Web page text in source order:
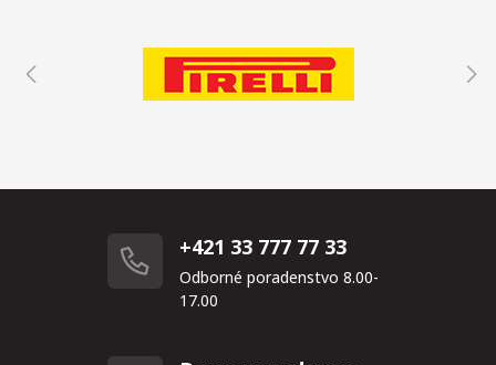
+421 33 777 77 33
Odborné poradenstvo 8.00-
17.00